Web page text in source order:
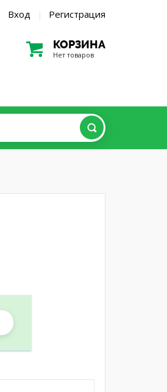
Вход | Регистрация
КОРЗИНА
Нет товаров